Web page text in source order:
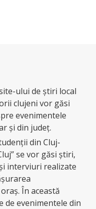
ului de ştiri local
clujeni vor găsi
evenimentele
şi din judeţ.
din Cluj-
se vor găsi ştiri,
interviuri realizate
În această
de evenimentele din